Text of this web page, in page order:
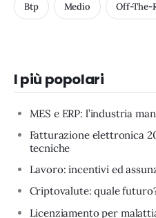
Btp Medio Off-The-
I più popolari
MES e ERP: l’industria
Fatturazione elettronica
tecniche
Lavoro: incentivi ed
Criptovalute: quale
Licenziamento per